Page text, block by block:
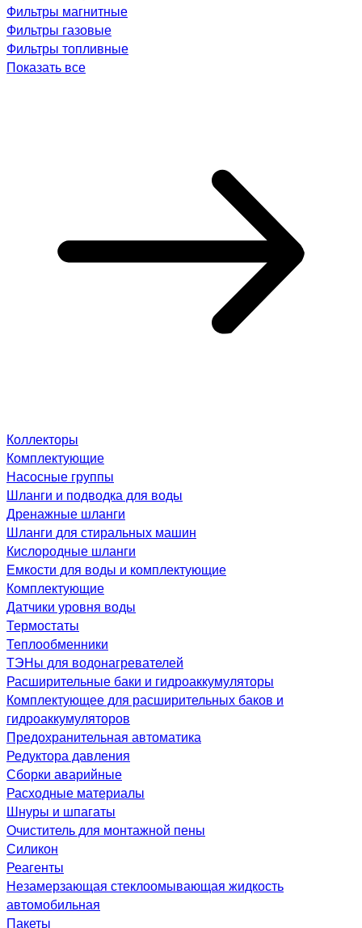
Фильтры магнитные
Фильтры газовые
Фильтры топливные
Показать все
Коллекторы
Комплектующие
Насосные группы
Шланги и подводка для воды
Дренажные шланги
Шланги для стиральных машин
Кислородные шланги
Емкости для воды и комплектующие
Комплектующие
Датчики уровня воды
Термостаты
Теплообменники
ТЭНы для водонагревателей
Расширительные баки и гидроаккумуляторы
Комплектующее для расширительных баков и
гидроаккумуляторов
Предохранительная автоматика
Редуктора давления
Сборки аварийные
Расходные материалы
Шнуры и шпагаты
Очиститель для монтажной пены
Силикон
Реагенты
Незамерзающая стеклоомывающая жидкость
автомобильная
Пакеты